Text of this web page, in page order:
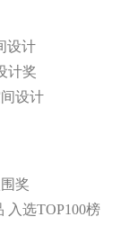
设计
计奖
设计
奖
入选TOP100榜